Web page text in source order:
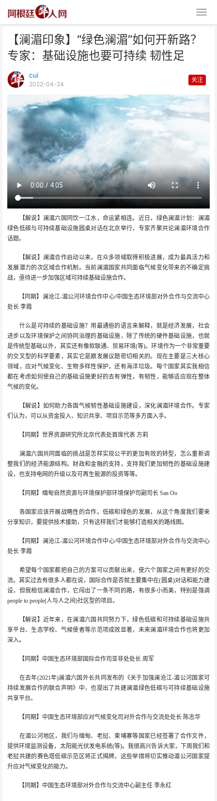
【澜湄印象】“绿色澜湄”如何开新路？
专家：基础设施也要可持续 韧性足
cui
2022-04-24
关注
【解说】澜湄六国同饮一江水，命运紧相连。近日，绿色澜湄计划：澜湄
绿色低碳与可持续基础设施圆桌对话在北京举行，专家齐聚共论澜湄环境合作
话题。
【解说】澜湄合作启动以来，在众多领域取得积极进展，成为最具活力和
发展潜力的次区域合作机制。当前澜湄国家共同面临气候变化带来的不确定挑
战，亟待进一步加强区域可持续基础设施合作。
【同期】澜沧江-湄公河环境合作中心/中国生态环境部对外合作与交流中心
处长 李霞
什么是可持续的基础设施？用最通俗的语言来解释，就是经济发展，社会
进步以及环境保护之间协同治理的基础设施，除了传统的硬件基础设施，也就
是传统型基础以外，其实还有像软联通、贸易环境(等)。环境作为一个非常重要
的交叉型的科学要素，其实它是跟发展议题密切相关的。现在主要是三大核心
领域，应对气候变化、生物多样性保护，还有海洋垃圾。每个国家其实我相信
都在考虑如何使自己的基础设施更好的去有弹性，有韧性，能够适应现在整体
气候的变化。
【解说】如何助力各国气候韧性基础设施建设，深化澜湄环境合作。专家
们认为，可以从资金投入、知识共享、项目示范等多方面入手。
【同期】世界资源研究所北京代表处首席代表 方莉
澜湄六国共同面临的挑战是怎样实现公平的更加有效的转型，怎么重新调
整我们的经济能源结构。财政和金融的支持，支持我们更加韧性的基础设施建
设，也支持电网的升级以及可再生能源的投资等等。
【同期】缅甸自然资源与环境保护部环境保护司副司长 San Oo
各国家应该开展战略性的合作。低碳和绿色的发展，从这个角度我们要来
分享知识，要提供技术援助，只有这样我们才能够打造相关的路线图。
【同期】澜沧江-湄公河环境合作中心/中国生态环境部对外合作与交流中心
处长 李霞
希望每个国家都把自己的方案可以贡献出来，使六个国家之间有更好的交
流。其实过去有很多人都在说，国际合作是否就主要集中在(圆桌)对话和能力建
设，但我相信澜湄合作，它闯出了一条不同的路，有很多小而美，特别是强调
people to people(人与人之间)社区型的项目。
【解说】近年来，在澜湄六国共同努力下，绿色低碳和可持续基础设施共
享平台、生态学校、气候使者等示范项成效显著，未来澜湄环境合作也将更加
深入。
【同期】中国生态环境部国际合作司亚非处处长 周军
在去年(2021年)澜湄六国外长共同发布的《关于加强澜沧江-湄公河国家可
持续发展合作的联合声明》中，也提出了共建澜湄绿色低碳与可持续基础设施
共享平台。
【同期】中国生态环境部应对气候变化司对外合作与交流处处长 陈志华
在湄公河地区，我们与缅甸、老挝、柬埔寨等国家已经签署了合作文件，
提供环境监测设备，太阳能光伏发电系统(等)。我很高兴告诉大家，下周我们和
老挝共建的赛色塔低碳示范区将正式揭牌，这些举措将切实推动湄公河国家提
升应对气候变化的能力。
【同期】中国生态环境部对外合作与交流中心副主任 李永红
【澜湄印象】“绿色澜湄”如何开新
路？专家：基础设施也